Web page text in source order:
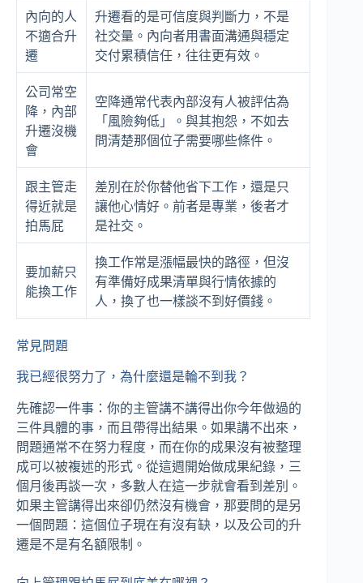
內向的人
不適合升
遷
升遷看的是可信度與判斷力，不是
社交量。內向者用書面溝通與穩定
交付累積信任，往往更有效。
公司常空
降，內部
升遷沒機
會
空降通常代表內部沒有人被評估為
「風險夠低」。與其抱怨，不如去
問清楚那個位子需要哪些條件。
跟主管走
得近就是
拍馬屁
差別在於你替他省下工作，還是只
讓他心情好。前者是專業，後者才
是社交。
要加薪只
能換工作
換工作常是漲幅最快的路徑，但沒
有準備好成果清單與行情依據的
人，換了也一樣談不到好價錢。
常見問題
我已經很努力了，為什麼還是輪不到我？
先確認一件事：你的主管講不講得出你今年做過的
三件具體的事，而且帶得出結果。如果講不出來，
問題通常不在努力程度，而在你的成果沒有被整理
成可以被複述的形式。從這週開始做成果紀錄，三
個月後再談一次，多數人在這一步就會看到差別。
如果主管講得出來卻仍然沒有機會，那要問的是另
一個問題：這個位子現在有沒有缺，以及公司的升
遷是不是有名額限制。